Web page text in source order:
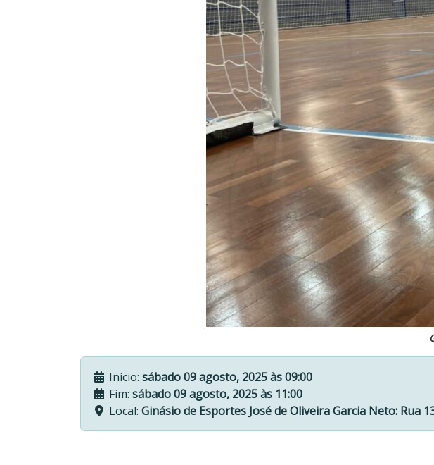
Início: sábado 09 agosto, 2025 às 09:00
Fim: sábado 09 agosto, 2025 às 11:00
Local: Ginásio de Esportes José de Oliveira Garcia Neto: Rua